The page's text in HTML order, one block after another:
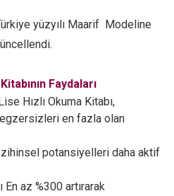
yüzyılı Maarif Modeline
Faydaları
Hızlı Okuma Kitabı,
en fazla olan
potansiyelleri daha aktif
En az %300 artırarak